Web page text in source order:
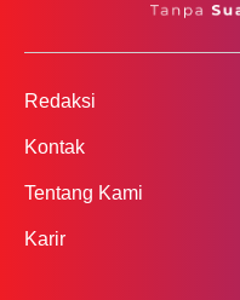
Redaksi
Kontak
Tentang Kami
Karir